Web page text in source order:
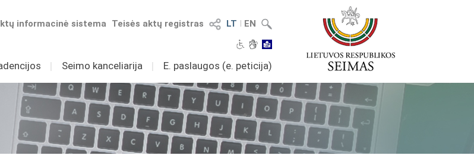
LT I EN
Teisės aktų registras
informacinė sistema
I Seimo kanceliarija I E. paslaugos (e. peticija)